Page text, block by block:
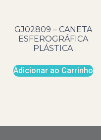
GJ02809 – CANETA
ESFEROGRÁFICA
PLÁSTICA
Adicionar ao Carrinho